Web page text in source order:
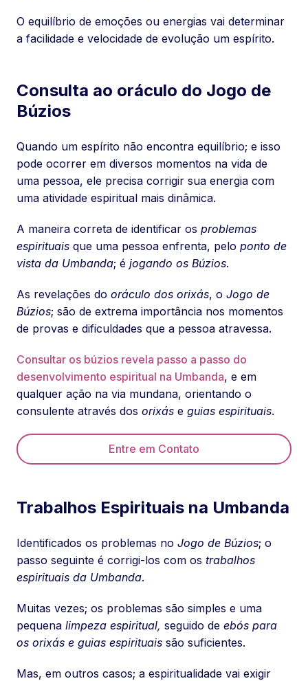
O equilíbrio de emoções ou energias vai determinar
a facilidade e velocidade de evolução um espírito.
Consulta ao oráculo do Jogo de
Búzios
Quando um espírito não encontra equilíbrio; e isso
pode ocorrer em diversos momentos na vida de
uma pessoa, ele precisa corrigir sua energia com
uma atividade espiritual mais dinâmica.
A maneira correta de identificar os problemas
espirituais que uma pessoa enfrenta, pelo ponto de
vista da Umbanda; é jogando os Búzios.
As revelações do oráculo dos orixás, o Jogo de
Búzios; são de extrema importância nos momentos
de provas e dificuldades que a pessoa atravessa.
Consultar os búzios revela passo a passo do
desenvolvimento espiritual na Umbanda, e em
qualquer ação na via mundana, orientando o
consulente através dos orixás e guias espirituais.
Entre em Contato
Trabalhos Espirituais na Umbanda
Identificados os problemas no Jogo de Búzios; o
passo seguinte é corrigi-los com os trabalhos
espirituais da Umbanda.
Muitas vezes; os problemas são simples e uma
pequena limpeza espiritual, seguido de ebós para
os orixás e guias espirituais são suficientes.
Mas, em outros casos; a espiritualidade vai exigir